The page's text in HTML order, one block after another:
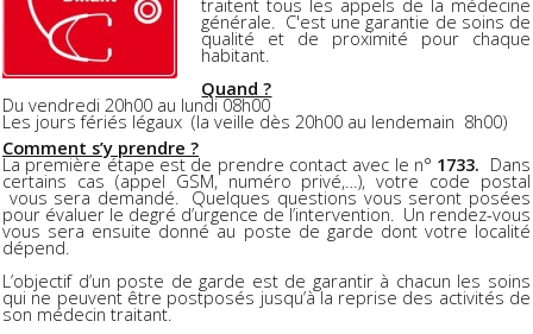
générale. C'est une garantie de soins de
qualité et de proximité pour chaque
habitant.
Quand ?
Du vendredi 20h00 au lundi 08h00
Les jours fériés légaux (la veille dès 20h00 au lendemain 8h00)
Comment s’y prendre ?
La première étape est de prendre contact avec le n° 1733. Dans
certains cas (appel GSM, numéro privé,…), votre code postal
vous sera demandé. Quelques questions vous seront posées
pour évaluer le degré d’urgence de l’intervention. Un rendez-vous
vous sera ensuite donné au poste de garde dont votre localité
dépend.
L’objectif d’un poste de garde est de garantir à chacun les soins
qui ne peuvent être postposés jusqu’à la reprise des activités de
son médecin traitant.